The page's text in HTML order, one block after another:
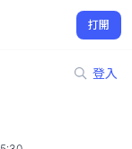
打開
登入